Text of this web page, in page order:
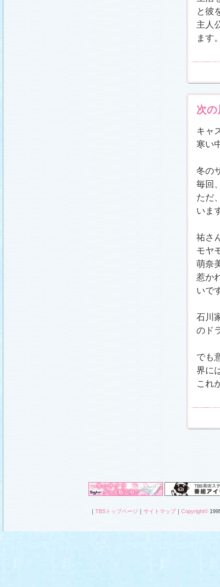
と彼
主人
ます
次
キャ
寒い
冬の
毎回
ただ
いま
祐さ
モヤ
萌奈
惹か
いで
石川
のド
でも
界に
これ
｜ TBSトップページ ｜ サイトマップ｜ Copyright©